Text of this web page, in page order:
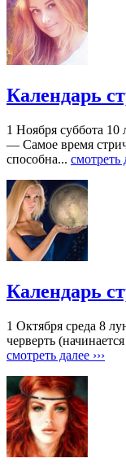
Календарь
1 Ноября суббота
— Самое время
способна... смотреть
Календарь
1 Октября среда 8
черверть
смотреть далее ›››